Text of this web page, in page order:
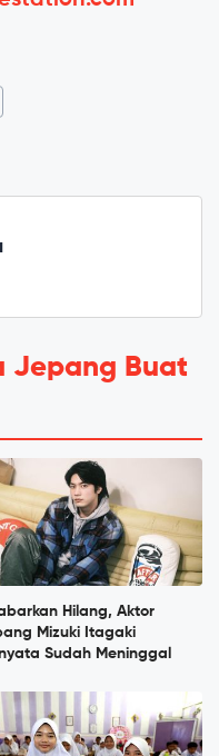
Jepang Buat
Hilang, Aktor
Mizuki Itagaki
Sudah Meninggal